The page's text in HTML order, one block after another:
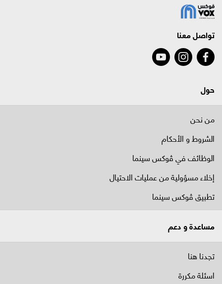
تواصل معنا
حول
من نحن
الشروط و الأحكام
الوظائف في ﭬوكس سينما
إخلاء مسؤولية من عمليات الاحتيال
تطبيق ڤوكس سينما
مساعدة و دعم
تجدنا هنا
اسئلة مكررة